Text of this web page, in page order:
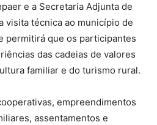
e a Secretaria Adjunta de
visita técnica ao município de
permitirá que os participantes
das cadeias de valores
familiar e do turismo rural.
empreendimentos
assentamentos e